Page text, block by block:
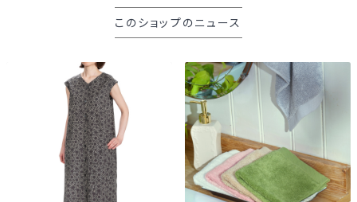
このショップのニュース